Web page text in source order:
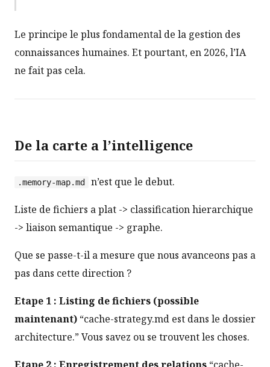
Le principe le plus fondamental de la gestion des
connaissances humaines. Et pourtant, en 2026, l’IA
ne fait pas cela.
De la carte a l’intelligence
.memory-map.md n’est que le debut.
Liste de fichiers a plat -> classification hierarchique
-> liaison semantique -> graphe.
Que se passe-t-il a mesure que nous avanceons pas a
pas dans cette direction ?
Etape 1 : Listing de fichiers (possible
maintenant) “cache-strategy.md est dans le dossier
architecture.” Vous savez ou se trouvent les choses.